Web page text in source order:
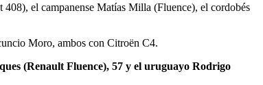
el campanense Matías Milla (Fluence), el cordobés
Moro, ambos con Citroën C4.
(Renault Fluence), 57 y el uruguayo Rodrigo